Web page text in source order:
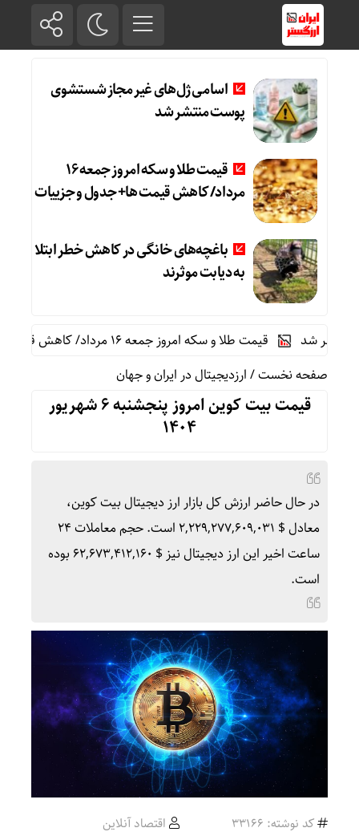
اسامی ژل‌های غیر مجاز شستشوی
پوست منتشر شد
قیمت طلا و سکه امروز جمعه ۱۶
مرداد/ کاهش قیمت ها+ جدول و جزییات
باغچه‌های خانگی در کاهش خطر ابتلا
به دیابت موثرند
شد
قیمت طلا و سکه امروز جمعه ۱۶ مرداد/ کاهش قیمت ها+ جدول و جزییات
صفحه نخست/ارزدیجیتال در ایران و جهان
قیمت بیت کوین امروز پنجشنبه ۶ شهریور
۱۴۰۴
در حال حاضر ارزش کل بازار ارز دیجیتال بیت کوین،
معادل $ ۲,۲۲۹,۲۷۷,۶۰۹,۰۳۱ است. حجم معاملات ۲۴
ساعت اخیر این ارز دیجیتال نیز $ ۶۲,۶۷۳,۴۱۲,۱۶۰ بوده
است.
کد نوشته: 33166
اقتصاد آنلاین